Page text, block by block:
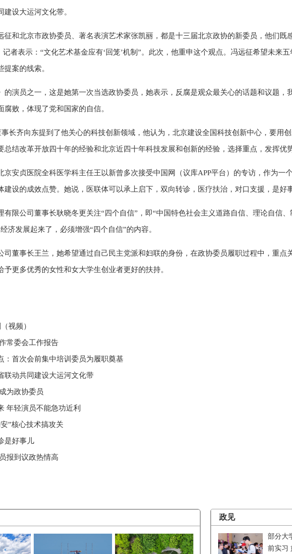
设大运河文化带。
征和北京市政协委员、著名表演艺术家张凯丽，都是十三届北京政协的新委员，他们既
者表示：“文化艺术基金应有‘回笼’机制”。此次，他重申这个观点。冯远征希望未来
案的线索。
演员之一，这是她第一次当选政协委员，她表示，反腐是观众最关心的话题和议题，
败，体现了党和国家的自信。
长齐向东提到了他关心的科技创新领域，他认为，北京建设全国科技创新中心，要用
结改革开放四十年的经验和北京近四十年科技发展和创新的经验，选择重点，发挥优势
安贞医院全科医学科主任王以新曾多次接受中国网（议库APP平台）的专访，作为一
设的成效点赞。她说，医联体可以承上启下，双向转诊，医疗扶治，对口支援，是好
限公司董事长耿晓冬更关注“四个自信”，即“中国特色社会主义道路自信、理论自信、
济发展起来了，必须增强“四个自信”的内容。
司董事长王兰，她希望通过自己民主党派和妇联的身份，在政协委员履职过程中，重点
更多优秀的女性和女大学生创业者更好的扶持。
视频）
常委会工作报告
：首次会前集中培训委员为履职奠基
联动共同建设大运河文化带
为政协委员
年轻演员不能急功近利
”核心技术搞攻关
是好事儿
报到议政热情高